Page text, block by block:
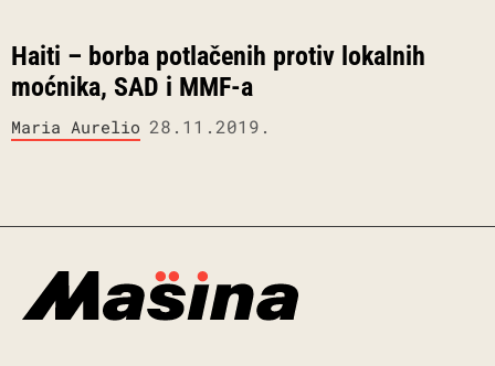
Haiti – borba potlačenih protiv lokalnih
moćnika, SAD i MMF-a
Maria Aurelio 28.11.2019.